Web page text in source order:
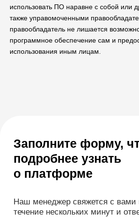
использовать ПО наравне с собой или
также управомоченными
правообладатель не лишается
программное обеспечение сам и
использования иным лицам.
Запустила работу системы SQNS в
115 медицинских центрах. Ответит
на все ваши вопросы.
правилами политики
конфиденциальности
Я согласенполучать рассылку
Отправить заявку